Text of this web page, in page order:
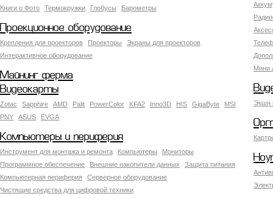
Книги о Фото
Термокружки Глобусы Барометры
Мини
Проекционное оборудование
Крепления для проекторов Проекторы
Экраны для проекторов
Интерактивное оборудование
Майнинг ферма
Экшн
Видеокарты
Zotac Sapphire AMD Palit PowerColor KFA2 Inno3D HIS GigaByte
MSI
PNY
ASUS EVGA
Компьютеры и периферия
Инструмент для монтажа и ремонта Компьютеры
Мониторы
Программное обеспечение
Внешние накопители данных
Защита питания
Компьютерная периферия
Серверное оборудование
Чистящие средства для цифровой техники